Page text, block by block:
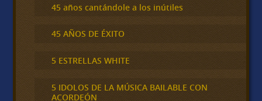
45 años cantándole a los inútiles
45 AÑOS DE ÉXITO
5 ESTRELLAS WHITE
5 IDOLOS DE LA MÚSICA BAILABLE CON
ACORDEÓN